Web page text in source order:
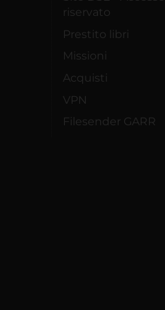
riservato
Prestito libri
Missioni
Acquisti
VPN
Filesender GARR